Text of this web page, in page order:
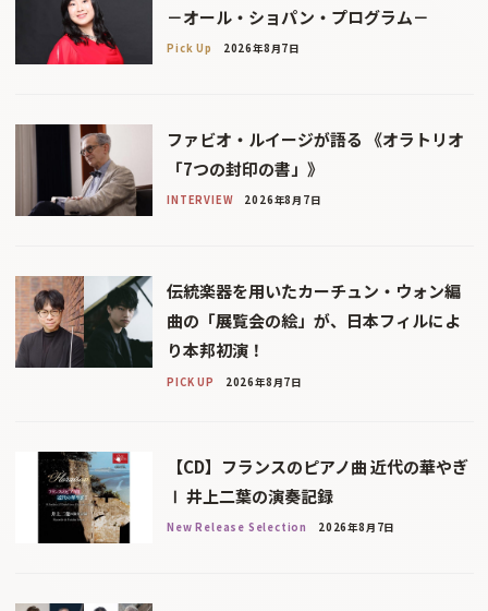
－オール・ショパン・プログラム－
Pick Up 2026年8月7日
ファビオ・ルイージが語る 《オラトリオ
「7つの封印の書」》
INTERVIEW 2026年8月7日
伝統楽器を用いたカーチュン・ウォン編
曲の「展覧会の絵」が、日本フィルによ
り本邦初演！
PICK UP 2026年8月7日
【CD】フランスのピアノ曲 近代の華やぎ
Ⅰ 井上二葉の演奏記録
New Release Selection 2026年8月7日